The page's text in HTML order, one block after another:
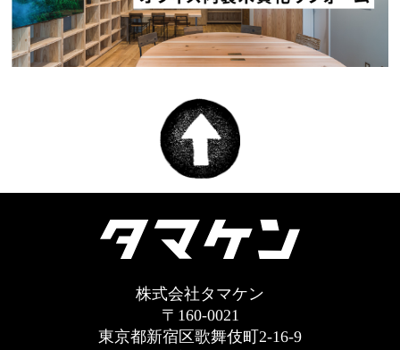
株式会社タマケン
〒160-0021
東京都新宿区歌舞伎町2-16-9